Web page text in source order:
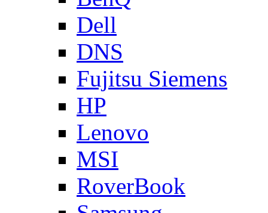
Dell
DNS
Fujitsu Siemens
HP
Lenovo
MSI
RoverBook